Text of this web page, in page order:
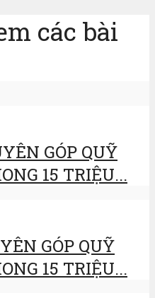
các bài
GÓP QUỸ
15 TRIỆU...
GÓP QUỸ
15 TRIỆU...